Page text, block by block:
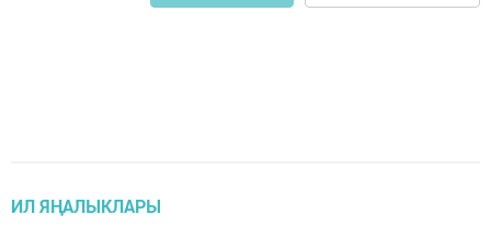
ИЛ ЯҢАЛЫКЛАРЫ